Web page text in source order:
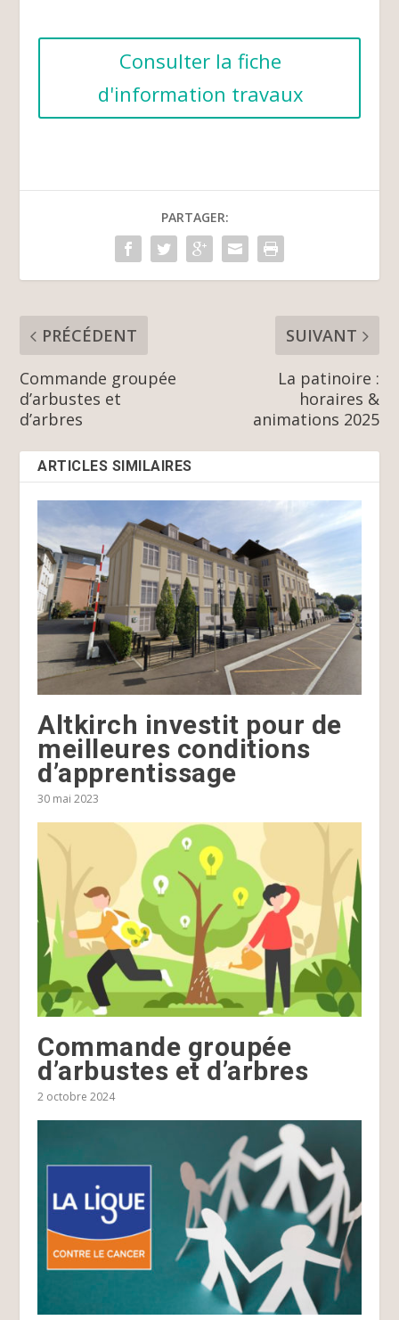
Consulter la fiche
d'information travaux
PARTAGER:
PRÉCÉDENT
Commande groupée
d’arbustes et
d’arbres
SUIVANT
La patinoire :
horaires &
animations 2025
ARTICLES SIMILAIRES
Altkirch investit pour de
meilleures conditions
d’apprentissage
30 mai 2023
Commande groupée
d’arbustes et d’arbres
2 octobre 2024